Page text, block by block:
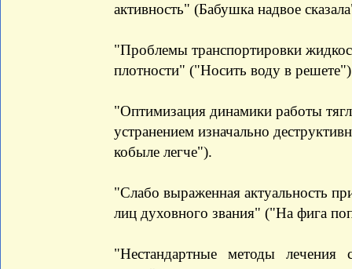
активность" (Бабушка надвое
"Проблемы транспортировки
плотности" ("Носить воду в
"Оптимизация динамики работы
устранением изначально
кобыле легче").
"Слабо выраженная актуальность
лиц духовного звания" ("На фига
"Нестандартные методы лечения